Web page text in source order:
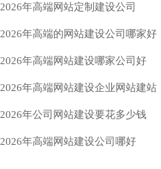
2026年高端网站定制建设公司
2026年高端的网站建设公司哪家好
2026年高端网站建设哪家公司好
2026年高端网站建设企业网站建站
2026年公司网站建设要花多少钱
2026年高端网站建设公司哪好